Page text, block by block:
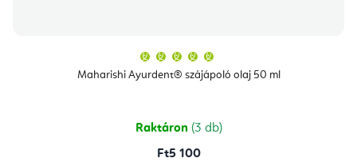
Maharishi Ayurdent® szájápoló olaj 50 ml
átlagos
értékelése
csillag.
Raktáron (3 db)
Ft5 100